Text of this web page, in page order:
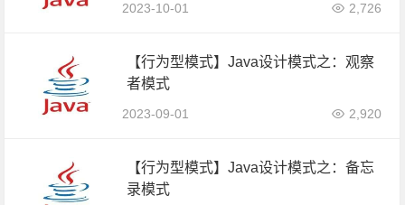
2023-10-01 2,726
【行为型模式】Java设计模式之：观察
者模式
2023-09-01 2,920
【行为型模式】Java设计模式之：备忘
录模式